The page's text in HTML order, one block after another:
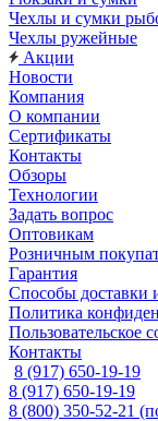
Чехлы и сумки
Чехлы ружейные
Акции
Новости
Компания
О компании
Сертификаты
Контакты
Обзоры
Технологии
Задать вопрос
Оптовикам
Розничным
Гарантия
Способы доставки
Политика
Пользовательское
Контакты
8 (917) 650-19-19
8 (917) 650-19-19
8 (800) 350-52-21